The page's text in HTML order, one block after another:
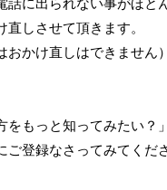
話に出られない事がほと
直しさせて頂きます。
かけ直しはできません）
をもっと知ってみたい？
ご登録なさってみてくだ